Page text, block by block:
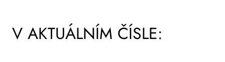
V AKTUÁLNÍM ČÍSLE: